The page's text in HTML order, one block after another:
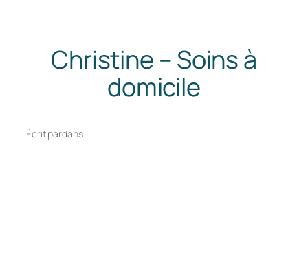
Christine – Soins à
domicile
Écrit pardans